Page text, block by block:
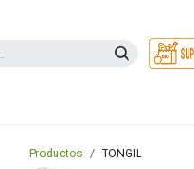
Productos TONGIL